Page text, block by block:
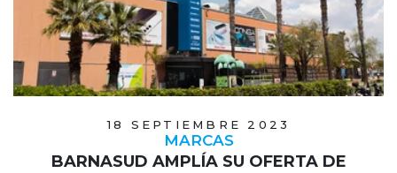
18 SEPTIEMBRE 2023
MARCAS
BARNASUD AMPLÍA SU OFERTA DE